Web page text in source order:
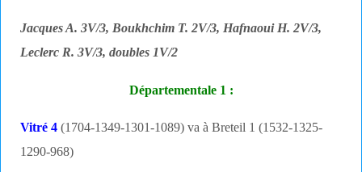
Jacques A. 3V/3, Boukhchim T. 2V/3, Hafnaoui H. 2V/3,
Leclerc R. 3V/3, doubles 1V/2
Départementale 1 :
Vitré 4 (1704-1349-1301-1089) va à Breteil 1 (1532-1325-
1290-968)